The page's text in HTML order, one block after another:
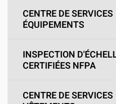
CENTRE DE SERVICES
ÉQUIPEMENTS
INSPECTION
CERTIFIÉES NFPA
CENTRE DE SERVICES